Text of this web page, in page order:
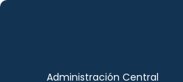
Administración Central